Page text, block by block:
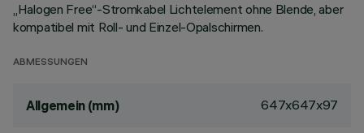
„Halogen Free“-Stromkabel Lichtelement ohne Blende, aber
kompatibel mit Roll- und Einzel-Opalschirmen.
ABMESSUNGEN
Allgemein (mm) 647x647x97